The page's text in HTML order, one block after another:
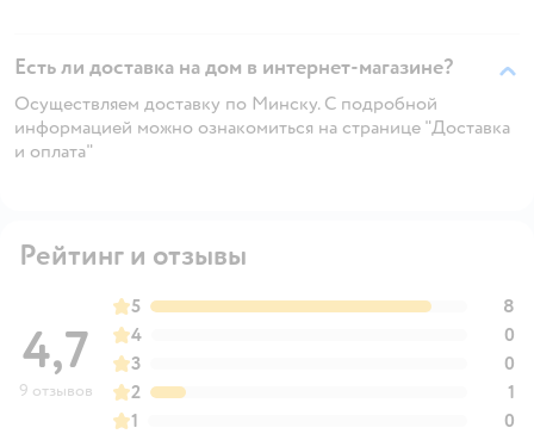
Есть ли доставка на дом в интернет-магазине?
Осуществляем доставку по Минску. С подробной
информацией можно ознакомиться на странице "Доставка
и оплата"
Рейтинг и отзывы
4,7
9 отзывов
5
8
4
0
3
0
2
1
1
0